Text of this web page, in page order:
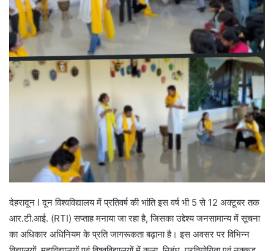
देहरादून l दून विश्वविद्यालय में प्रतिवर्ष की भांति इस वर्ष भी 5 से 12 अक्टूबर तक
आर.टी.आई. (RTI) सप्ताह मनाया जा रहा है, जिसका उद्देश्य जनसामान्य में सूचना
का अधिकार अधिनियम के प्रति जागरूकता बढ़ाना है। इस अवसर पर विभिन्न